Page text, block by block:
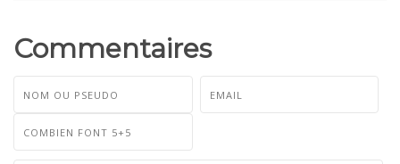
Commentaires